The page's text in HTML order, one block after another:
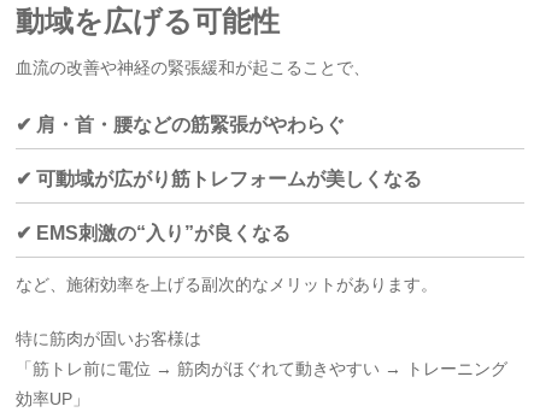
動域を広げる可能性
血流の改善や神経の緊張緩和が起こることで、
✔ 肩・首・腰などの筋緊張がやわらぐ
✔ 可動域が広がり筋トレフォームが美しくなる
✔ EMS刺激の“入り”が良くなる
など、施術効率を上げる副次的なメリットがあります。
特に筋肉が固いお客様は
「筋トレ前に電位 → 筋肉がほぐれて動きやすい → トレーニング
効率UP」